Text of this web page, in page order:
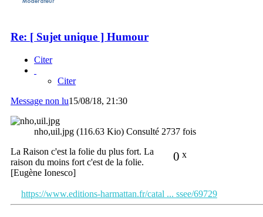
Re: [ Sujet unique ] Humour
Citer
Citer
Message non lu15/08/18, 21:30
nho,uil.jpg (116.63 Kio) Consulté 2737 fois
0 x
La Raison c'est la folie du plus fort. La
raison du moins fort c'est de la folie.
[Eugène Ionesco]
https://www.editions-harmattan.fr/catal ... ssee/69729